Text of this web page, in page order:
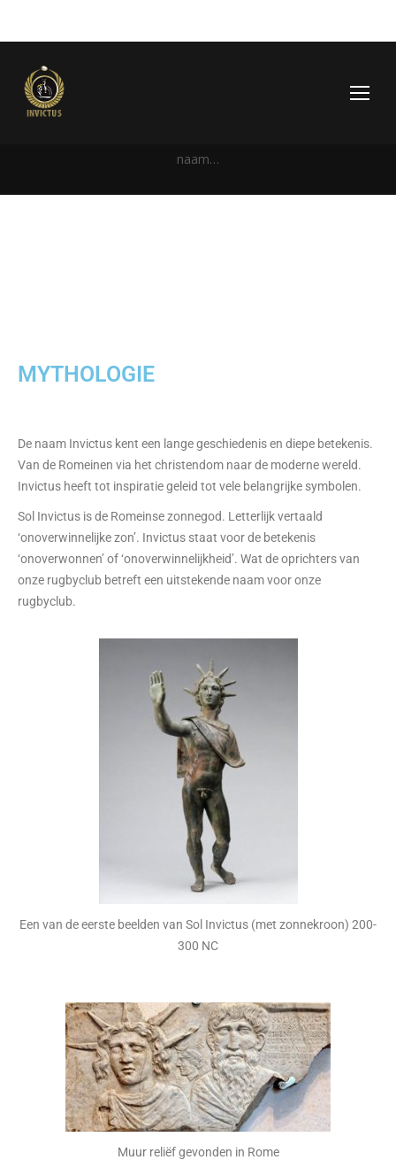
Invictus niet zo maar een naam…
naam…
MYTHOLOGIE
De naam Invictus kent een lange geschiedenis en diepe betekenis.
Van de Romeinen via het christendom naar de moderne wereld.
Invictus heeft tot inspiratie geleid tot vele belangrijke symbolen.
Sol Invictus is de Romeinse zonnegod. Letterlijk vertaald
‘onoverwinnelijke zon’. Invictus staat voor de betekenis
‘onoverwonnen’ of ‘onoverwinnelijkheid’. Wat de oprichters van
onze rugbyclub betreft een uitstekende naam voor onze
rugbyclub.
Een van de eerste beelden van Sol Invictus (met zonnekroon) 200-
300 NC
Muur reliëf gevonden in Rome